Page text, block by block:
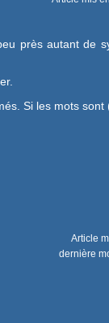
près autant de
Si les mots
Article
dernière